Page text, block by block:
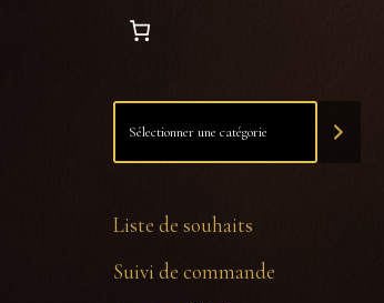
Liste de souhaits
Suivi de commande